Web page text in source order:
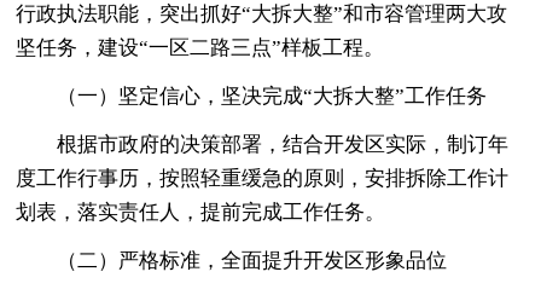
行政执法职能，突出抓好“大拆大整”和市容管理两大攻
坚任务，建设“一区二路三点”样板工程。
（一）坚定信心，坚决完成“大拆大整”工作任务
根据市政府的决策部署，结合开发区实际，制订年
度工作行事历，按照轻重缓急的原则，安排拆除工作计
划表，落实责任人，提前完成工作任务。
（二）严格标准，全面提升开发区形象品位